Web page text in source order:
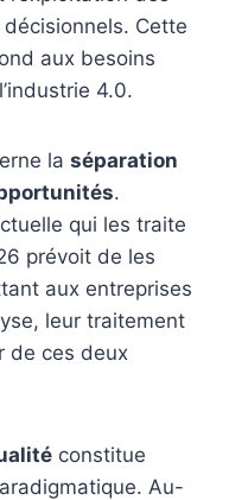
Cette
aux besoins
4.0.
la séparation
.
qui les traite
prévoit de les
aux entreprises
leur traitement
de ces deux
constitue
Au-